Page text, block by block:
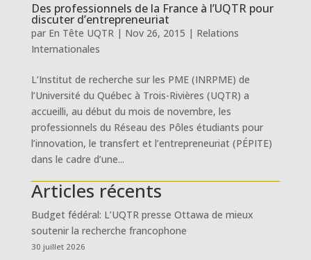
Des professionnels de la France à l’UQTR pour
discuter d’entrepreneuriat
par En Tête UQTR| Nov 26, 2015 | Relations
Internationales
L’Institut de recherche sur les PME (INRPME) de
l’Université du Québec à Trois-Rivières (UQTR) a
accueilli, au début du mois de novembre, les
professionnels du Réseau des Pôles étudiants pour
l’innovation, le transfert et l’entrepreneuriat (PÉPITE)
dans le cadre d’une...
Articles récents
Budget fédéral: L’UQTR presse Ottawa de mieux
soutenir la recherche francophone
30 juillet 2026